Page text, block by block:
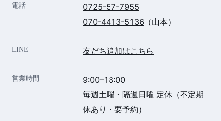
電話
0725-57-7955
070-4413-5136 （山本）
LINE 友だち追加はこちら
営業時間
9:00–18:00
毎週土曜・隔週日曜 定休（不定期
休あり・要予約）